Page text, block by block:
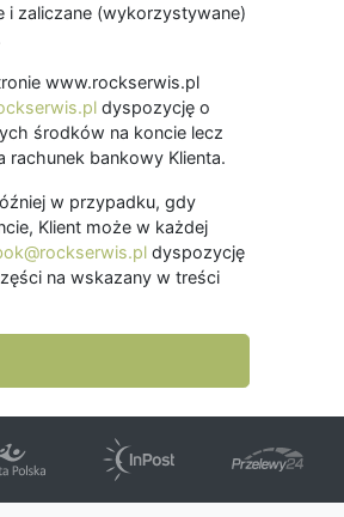
i zaliczane (wykorzystywane)
www.rockserwis.pl
dyspozycję o
środków na koncie lecz
rachunek bankowy Klienta.
w przypadku, gdy
Klient może w każdej
dyspozycję
na wskazany w treści